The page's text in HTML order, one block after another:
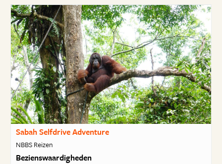
Sabah Selfdrive Adventure
NBBS Reizen
Bezienswaardigheden